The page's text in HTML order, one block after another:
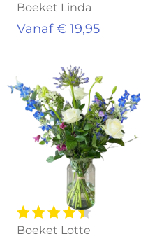
Boeket Linda
Vanaf € 19,95
Boeket Lotte